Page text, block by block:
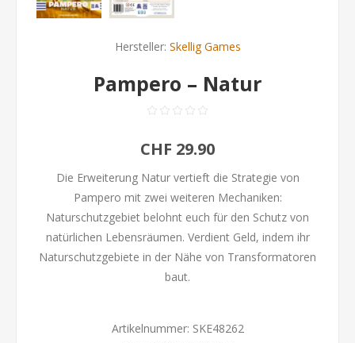
Hersteller: Skellig Games
Pampero – Natur
CHF 29.90
Die Erweiterung Natur vertieft die Strategie von
Pampero mit zwei weiteren Mechaniken:
Naturschutzgebiet belohnt euch für den Schutz von
natürlichen Lebensräumen. Verdient Geld, indem ihr
Naturschutzgebiete in der Nähe von Transformatoren
baut.
Artikelnummer: SKE48262